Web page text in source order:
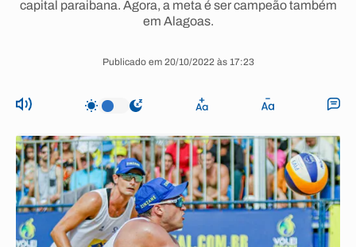
capital paraibana. Agora, a meta é ser campeão também
em Alagoas.
Publicado em 20/10/2022 às 17:23